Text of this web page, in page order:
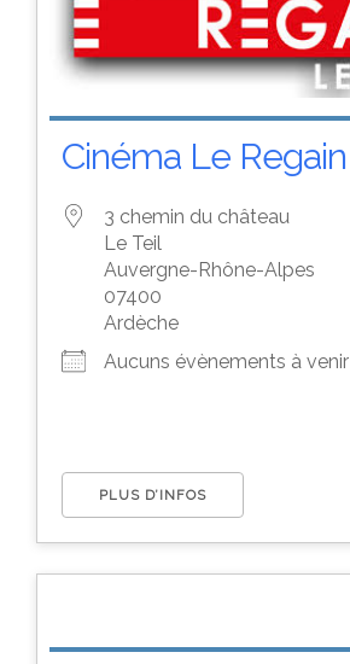
Cinéma Le Regain
3 chemin du château
Le Teil
Auvergne-Rhône-Alpes
07400
Ardèche
Aucuns évènements à venir
PLUS D’INFOS